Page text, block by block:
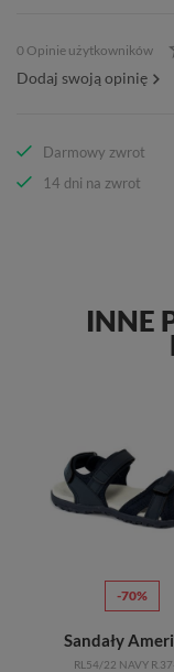
0 Opinie użytkowników
Dodaj swoją opinię
Darmowy zwrot
14 dni na zwrot
INNE
-70%
Sandały
RL54/22 NAVY